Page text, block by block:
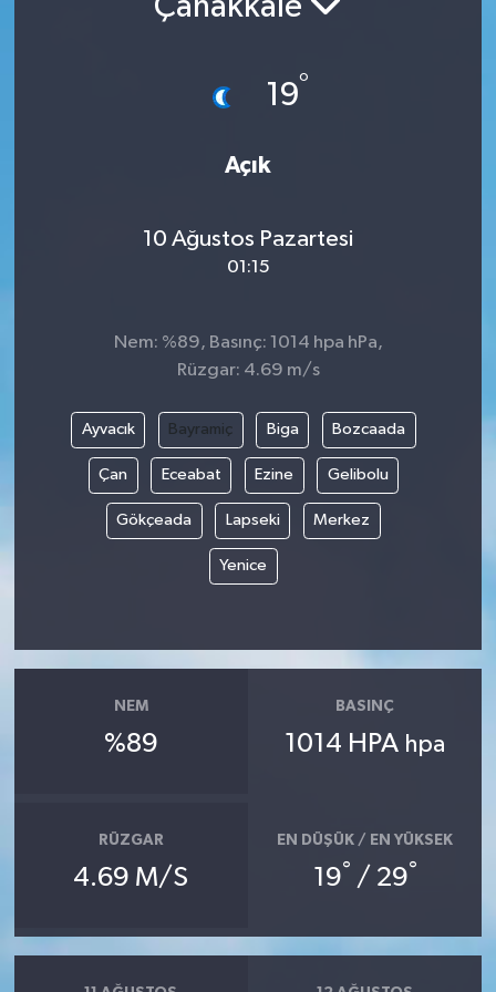
Çanakkale
19°
Açık
10 Ağustos Pazartesi
01:15
Nem: %89, Basınç: 1014 hpa hPa,
Rüzgar: 4.69 m/s
Ayvacık Bayramiç Biga Bozcaada
Çan Eceabat Ezine Gelibolu
Gökçeada Lapseki Merkez
Yenice
NEM
%89
BASINÇ
1014 HPA hpa
RÜZGAR
4.69 M/S
EN DÜŞÜK / EN YÜKSEK
19° / 29°